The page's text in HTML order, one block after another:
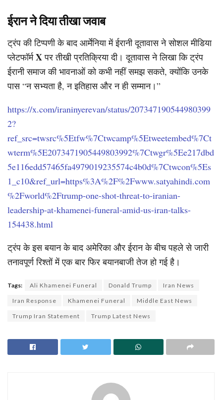
ईरान ने दिया तीखा जवाब
ट्रंप की टिप्पणी के बाद आर्मेनिया में ईरानी दूतावास ने सोशल मीडिया
प्लेटफॉर्मXपर तीखी प्रतिक्रिया दी। दूतावास ने लिखा कि ट्रंप
ईरानी समाज की भावनाओं को कभी नहीं समझ सकते, क्योंकि उनके
पास “न सभ्यता है, न इतिहास और न ही सम्मान।”
https://x.com/iraninyerevan/status/207347190544980399
2?
ref_src=twsrc%5Etfw%7Ctwcamp%5Etweetembed%7Ct
wterm%5E2073471905449803992%7Ctwgr%5Ee217dbd
5e116edd57465fa4979019235574c4b0d%7Ctwcon%5Es
1_c10&ref_url=https%3A%2F%2Fwww.satyahindi.com
%2Fworld%2Ftrump-one-shot-threat-to-iranian-
leadership-at-khamenei-funeral-amid-us-iran-talks-
154438.html
ट्रंप के इस बयान के बाद अमेरिका और ईरान के बीच पहले से जारी
तनावपूर्ण रिश्तों में एक बार फिर बयानबाजी तेज हो गई है।
Tags: Ali Khamenei Funeral Donald Trump Iran News
Iran Response Khamenei Funeral Middle East News
Trump Iran Statement Trump Latest News